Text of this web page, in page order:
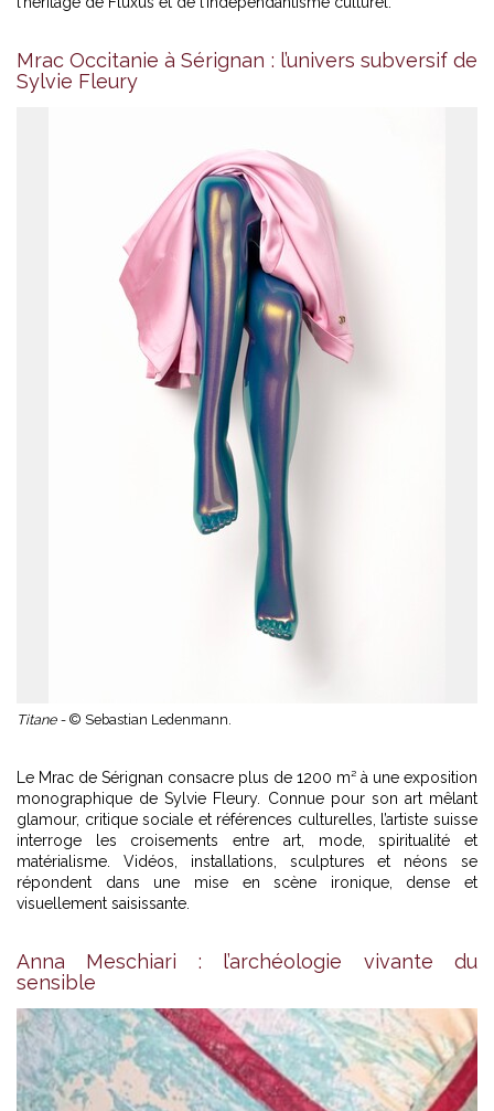
Mrac Occitanie à Sérignan : l’univers subversif de
Sylvie Fleury
Titane - © Sebastian Ledenmann.
Le Mrac de Sérignan consacre plus de 1200 m² à une exposition
monographique de Sylvie Fleury. Connue pour son art mêlant
glamour, critique sociale et références culturelles, l’artiste suisse
interroge les croisements entre art, mode, spiritualité et
matérialisme. Vidéos, installations, sculptures et néons se
répondent dans une mise en scène ironique, dense et
visuellement saisissante.
Anna Meschiari : l’archéologie vivante du
sensible